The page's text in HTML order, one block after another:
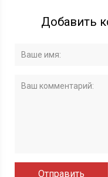
Добавить